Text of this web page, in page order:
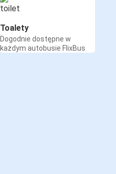
Toalety
Dogodnie dostępne w
każdym autobusie FlixBus